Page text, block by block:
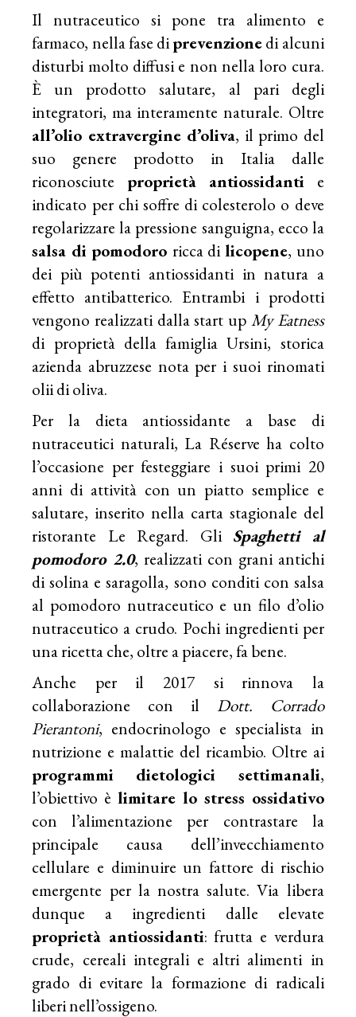
Il nutraceutico si pone tra alimento e
farmaco, nella fase diprevenzionedi alcuni
disturbi molto diffusi e non nella loro cura.
È un prodotto salutare, al pari degli
integratori, ma interamente naturale. Oltre
all’olio extravergine d’oliva, il primo del
suo genere prodotto in Italia dalle
riconosciute proprietà antiossidanti e
indicato per chi soffre di colesterolo o deve
regolarizzare la pressione sanguigna, ecco la
salsa di pomodoro ricca dilicopene, uno
dei più potenti antiossidanti in natura a
effetto antibatterico. Entrambi i prodotti
vengono realizzati dalla start up My Eatness
di proprietà della famiglia Ursini, storica
azienda abruzzese nota per i suoi rinomati
olii di oliva.
Per la dieta antiossidante a base di
nutraceutici naturali, La Réserve ha colto
l’occasione per festeggiare i suoi primi 20
anni di attività con un piatto semplice e
salutare, inserito nella carta stagionale del
ristorante Le Regard. Gli Spaghetti al
pomodoro 2.0, realizzati con grani antichi
di solina e saragolla, sono conditi con salsa
al pomodoro nutraceutico e un filo d’olio
nutraceutico a crudo. Pochi ingredienti per
una ricetta che, oltre a piacere, fa bene.
Anche per il 2017 si rinnova la
collaborazione con il Dott. Corrado
Pierantoni, endocrinologo e specialista in
nutrizione e malattie del ricambio. Oltre ai
programmi dietologici settimanali,
l’obiettivo èlimitare lo stress ossidativo
con l’alimentazione per contrastare la
principale causa dell’invecchiamento
cellulare e diminuire un fattore di rischio
emergente per la nostra salute. Via libera
dunque a ingredienti dalle elevate
proprietà antiossidanti: frutta e verdura
crude, cereali integrali e altri alimenti in
grado di evitare la formazione di radicali
liberi nell’ossigeno.